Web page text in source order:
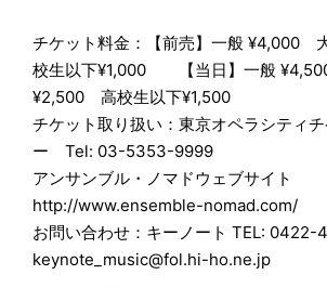
チケット料金：【前売】一般 ¥4,000
校生以下¥1,000 【当日】一般
¥2,500 高校生以下¥1,500
チケット取り扱い：東京オペラシティ
ー Tel: 03-5353-9999
アンサンブル・ノマドウェブサイト
http://www.ensemble-nomad.com/
お問い合わせ：キーノート TEL:
keynote_music@fol.hi-ho.ne.jp